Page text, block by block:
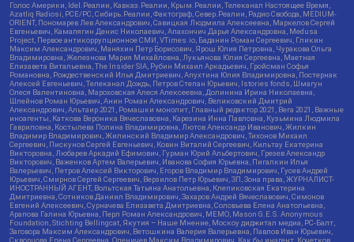
Голос Америки, Idel.Реалии, Кавказ.Реалии, Крым.Реалии, Телеканал Настоящее Время,
Azatliq Radiosi, PCE/PC, Сибирь.Реалии, Фактограф, Север.Реалии, Радио Свобода, MEDIUM-
ORIENT, Пономарев Лев Александрович, Савицкая Людмила Алексеевна, Маркелов Сергей
Евгеньевич, Камалягин Денис Николаевич, Апахончич Дарья Александровна, Medusa
Project, Первое антикоррупционное СМИ, VTimes.io, Баданин Роман Сергеевич, Гликин
Максим Александрович, Маняхин Петр Борисович, Ярош Юлия Петровна, Чуракова Ольга
Владимировна, Железнова Мария Михайловна, Лукьянова Юлия Сергеевна, Маетная
Елизавета Витальевна, The Insider SIA, Рубин Михаил Аркадьевич, Гройсман Софья
Романовна, Рождественский Илья Дмитриевич, Апухтина Юлия Владимировна, Постернак
Алексей Евгеньевич, Телеканал Дождь, Петров Степан Юрьевич, Istories fonds, Шмагун
Олеся Валентиновна, Мароховская Алеся Алексеевна, Долинина Ирина Николаевна,
Шлейнов Роман Юрьевич, Анин Роман Александрович, Великовский Дмитрий
Александрович, Альтаир 2021, Ромашки монолит, Главный редактор 2021, Вега 2021, Важные
иноагенты, Каткова Вероника Вячеславовна, Карезина Инна Павловна, Кузьмина Людмила
Гавриловна, Костылева Полина Владимировна, Лютов Александр Иванович, Жилкин
Владимир Владимирович, Жилинский Владимир Александрович, Тихонов Михаил
Сергеевич, Пискунов Сергей Евгеньевич, Ковин Виталий Сергеевич, Кильтау Екатерина
Викторовна, Любарев Аркадий Ефимович, Гурман Юрий Альбертович, Грезев Александр
Викторович, Важенков Артем Валерьевич, Иванова София Юрьевна, Пигалкин Илья
Валерьевич, Петров Алексей Викторович, Егоров Владимир Владимирович, Гусев Андрей
Юрьевич, Смирнов Сергей Сергеевич, Верзилов Петр Юрьевич, ЗП, Зона права, ЖУРНАЛИСТ-
ИНОСТРАННЫЙ АГЕНТ, Вольтская Татьяна Анатольевна, Клепиковская Екатерина
Дмитриевна, Сотников Даниил Владимирович, Захаров Андрей Вячеславович, Симонов
Евгений Алексеевич, Сурначева Елизавета Дмитриевна, Соловьева Елена Анатольевна,
Арапова Галина Юрьевна, Перл Роман Александрович, МЕМО, Mason G.E.S. Anonymous
Foundation, Stichting Bellingcat, Якутия – Наше Мнение, Москоу диджитал медиа, РС-Балт,
Заговора Максим Александрович, Ветошкина Валерия Валерьевна, Павлов Иван Юрьевич,